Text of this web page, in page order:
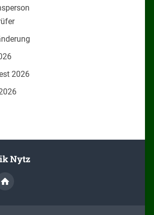
2026
Nytz